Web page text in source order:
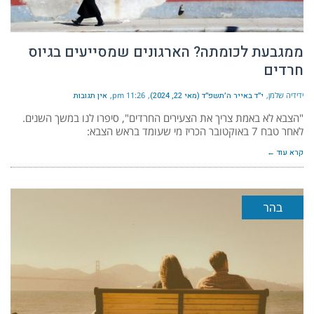
ממגבעת לכומתה? הארגונים שמסייעים בגיוס
חרדים
ידידיה שלמן י״ד באייר ה׳תשפ״ד (מאי 22, 2024) 11:26 pm אין תגובות
"הצבא לא באמת צריך את הצעירים החרדים", סיפרו לנו במשך השנים.
לאחר טבח 7 באוקטובר הכריז מי שעומד בראש הצבא:
קרא עוד ←
בהר